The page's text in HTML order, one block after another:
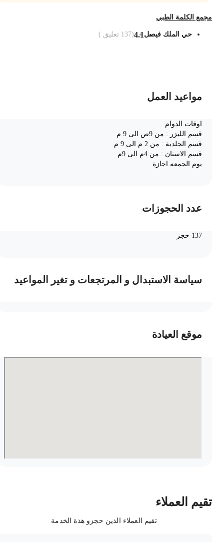
الكلمة الطبي
حي الملك فيصل4.1
(
137تعليق )
مواعيد العمل
اوقات الدوام
قسم الليزر : من 9ص الى 9 م
قسم الجلدية : من 2 م الى 9 م
قسم الاسنان : من 4م الى 9م
يوم الجمعه اجازة
عدد الحجوزات
سياسة الاستبدال و المرتجعات و تغير المواعيد
موقع العيادة
العملاء
تقيم العملاء الذين حجزو هذة الخدمة